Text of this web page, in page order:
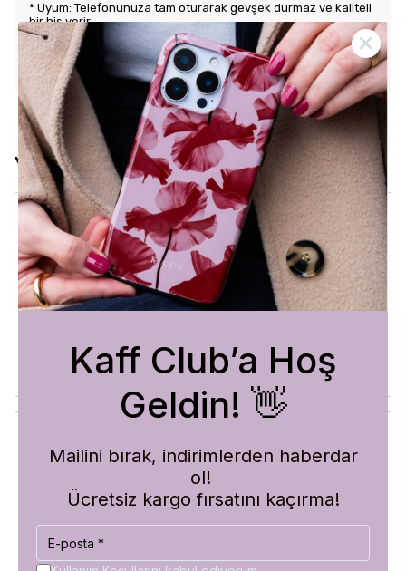
* Uyum: Telefonunuza tam oturarak gevşek durmaz ve kaliteli
bir his verir.
KARGO VE İADE POLİTİKASI
Yorumlar
Crystal Sage
3 Ağustos 2026
Bükra A.
Satın Alınmış
Blue Abyss
Görür görmez çok beğendim. Hem desen olarak çok şık
hem de koruma olarak çok güvenilir. Ayrıca hızlı kargolama
Kaff Club’a Hoş
Geldin! 👋
Mailini bırak, indirimlerden haberdar
ol!
Ücretsiz kargo fırsatını kaçırma!